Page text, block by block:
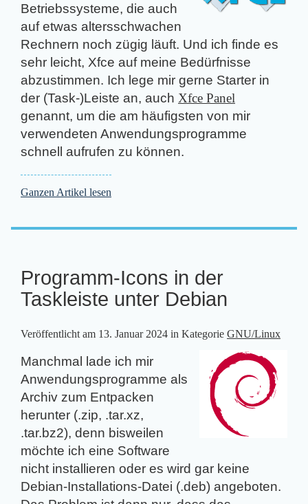
Betriebssysteme, die auch
auf etwas altersschwachen
Rechnern noch zügig läuft. Und ich finde es
sehr leicht, Xfce auf meine Bedürfnisse
abzustimmen. Ich lege mir gerne Starter in
der (Task-)Leiste an, auch Xfce Panel
genannt, um die am häufigsten von mir
verwendeten Anwendungsprogramme
schnell aufrufen zu können.
Ganzen Artikel lesen
Programm-Icons in der
Taskleiste unter Debian
Veröffentlicht am 13. Januar 2024 in Kategorie GNU/Linux
Manchmal lade ich mir
Anwendungsprogramme als
Archiv zum Entpacken
herunter (.zip, .tar.xz,
.tar.bz2), denn bisweilen
möchte ich eine Software
nicht installieren oder es wird gar keine
Debian-Installations-Datei (.deb) angeboten.